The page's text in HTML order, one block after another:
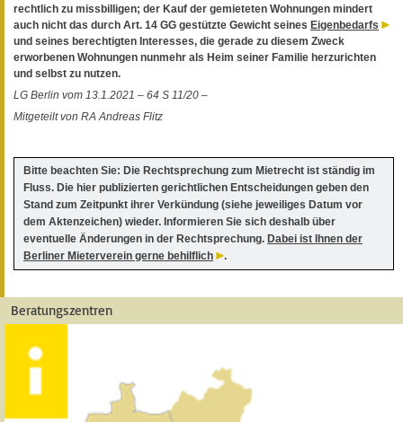
rechtlich zu missbilligen; der Kauf der gemieteten Wohnungen mindert
auch nicht das durch Art. 14 GG gestützte Gewicht seines Eigenbedarfs
und seines berechtigten Interesses, die gerade zu diesem Zweck
erworbenen Wohnungen nunmehr als Heim seiner Familie herzurichten
und selbst zu nutzen.
LG Berlin vom 13.1.2021 – 64 S 11/20 –
Mitgeteilt von RA Andreas Flitz
Bitte beachten Sie: Die Rechtsprechung zum Mietrecht ist ständig im
Fluss. Die hier publizierten gerichtlichen Entscheidungen geben den
Stand zum Zeitpunkt ihrer Verkündung (siehe jeweiliges Datum vor
dem Aktenzeichen) wieder. Informieren Sie sich deshalb über
eventuelle Änderungen in der Rechtsprechung. Dabei ist Ihnen der
Berliner Mieterverein gerne behilflich
.
Beratungszentren